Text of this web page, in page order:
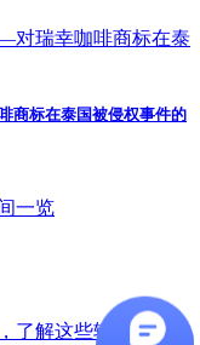
商标在泰国被侵权事件的